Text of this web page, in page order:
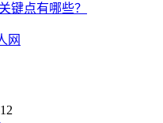
键点有哪些？
网